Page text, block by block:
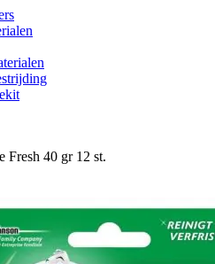
Fresh 40 gr 12 st.